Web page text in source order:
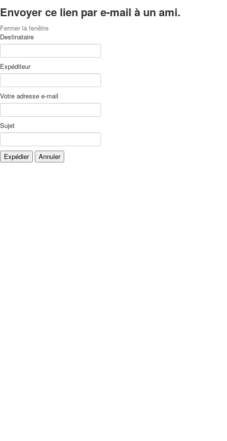
Envoyer ce lien par e-mail à un ami.
Fermer la fenêtre
Destinataire
Expéditeur
Votre adresse e-mail
Sujet
Expédier Annuler